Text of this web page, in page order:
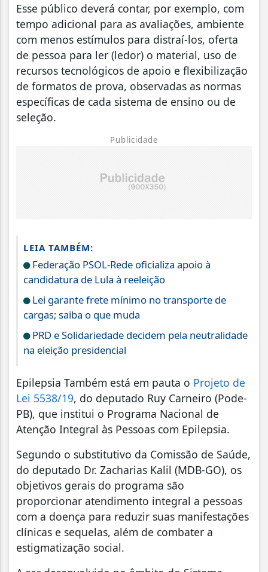
Esse público deverá contar, por exemplo, com
tempo adicional para as avaliações, ambiente
com menos estímulos para distraí-los, oferta
de pessoa para ler (ledor) o material, uso de
recursos tecnológicos de apoio e flexibilização
de formatos de prova, observadas as normas
específicas de cada sistema de ensino ou de
seleção.
Publicidade
LEIA TAMBÉM:
Federação PSOL-Rede oficializa apoio à
candidatura de Lula à reeleição
Lei garante frete mínimo no transporte de
cargas; saiba o que muda
PRD e Solidariedade decidem pela neutralidade
na eleição presidencial
Epilepsia Também está em pauta o Projeto de
Lei 5538/19, do deputado Ruy Carneiro (Pode-
PB), que institui o Programa Nacional de
Atenção Integral às Pessoas com Epilepsia.
Segundo o substitutivo da Comissão de Saúde,
do deputado Dr. Zacharias Kalil (MDB-GO), os
objetivos gerais do programa são
proporcionar atendimento integral a pessoas
com a doença para reduzir suas manifestações
clínicas e sequelas, além de combater a
estigmatização social.